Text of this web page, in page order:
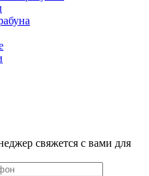
свяжется с вами для